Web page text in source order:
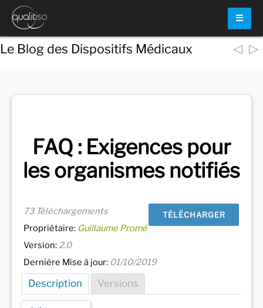
☰
Le Blog des Dispositifs Médicaux ◁ ▷
FAQ : Exigences pour
les organismes notifiés
TÉLÉCHARGER
73 Téléchargements
Propriétaire: Guillaume Promé
Version: 2.0
Dernière Mise à jour: 01/10/2019
Description Versions